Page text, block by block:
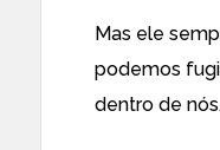
Mas ele
podemos
dentro de